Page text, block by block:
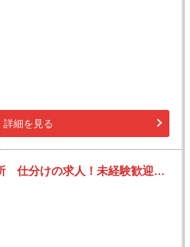
詳細を見る
佐川急便 那須営業所 仕分けの求人！未経験歓迎！先輩たちがサポートします♪